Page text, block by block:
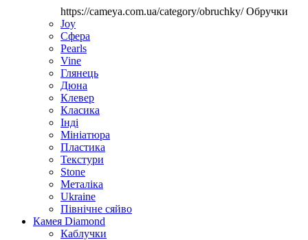
https://cameya.com.ua/category/obruchky/Обручки
Joy
Сфера
Pearls
Vine
Глянець
Дюна
Клевер
Класика
Інді
Мініатюра
Пластика
Текстури
Stone
Металіка
Ukraine
Північне сяйво
Камея Diamond
Каблучки